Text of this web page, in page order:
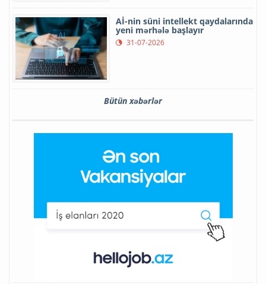
Aİ-nin süni intellekt qaydalarında
yeni mərhələ başlayır
31-07-2026
Bütün xəbərlər